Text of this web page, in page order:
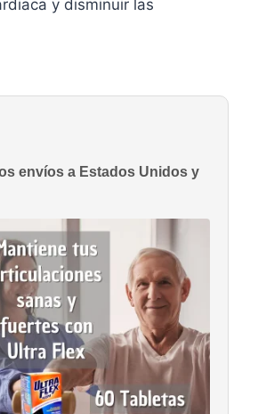
y disminuir las
envíos a Estados Unidos y